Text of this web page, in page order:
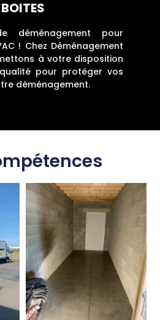
BOITES
déménagement pour
! Chez Déménagement
à votre disposition
pour protéger vos
déménagement.